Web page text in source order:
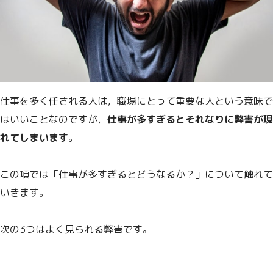
仕事を多く任される人は，職場にとって重要な人という意味で
はいいことなのですが， 仕事が多すぎるとそれなりに弊害が現
れてしまいます。
この項では「仕事が多すぎるとどうなるか？」について触れて
いきます。
次の3つはよく見られる弊害です。